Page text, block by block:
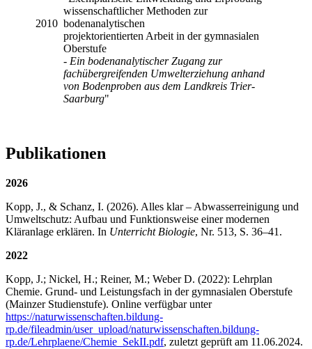
2010
wissenschaftlicher Methoden zur
bodenanalytischen
projektorientierten Arbeit in der gymnasialen
Oberstufe
- Ein bodenanalytischer Zugang zur
fachübergreifenden Umwelterziehung anhand
von Bodenproben aus dem Landkreis Trier-
Saarburg"
Publikationen
2026
Kopp, J., & Schanz, I. (2026). Alles klar – Abwasserreinigung und
Umweltschutz: Aufbau und Funktionsweise einer modernen
Kläranlage erklären. In Unterricht Biologie, Nr. 513, S. 36–41.
2022
Kopp, J.; Nickel, H.; Reiner, M.; Weber D. (2022): Lehrplan
Chemie. Grund- und Leistungsfach in der gymnasialen Oberstufe
(Mainzer Studienstufe). Online verfügbar unter
https://naturwissenschaften.bildung-
rp.de/fileadmin/user_upload/naturwissenschaften.bildung-
rp.de/Lehrplaene/Chemie_SekII.pdf, zuletzt geprüft am 11.06.2024.